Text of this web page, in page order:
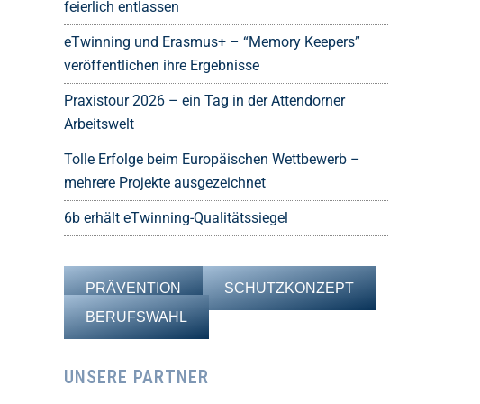
feierlich entlassen
eTwinning und Erasmus+ – “Memory Keepers”
veröffentlichen ihre Ergebnisse
Praxistour 2026 – ein Tag in der Attendorner
Arbeitswelt
Tolle Erfolge beim Europäischen Wettbewerb –
mehrere Projekte ausgezeichnet
6b erhält eTwinning-Qualitätssiegel
PRÄVENTION
SCHUTZKONZEPT
BERUFSWAHL
UNSERE PARTNER